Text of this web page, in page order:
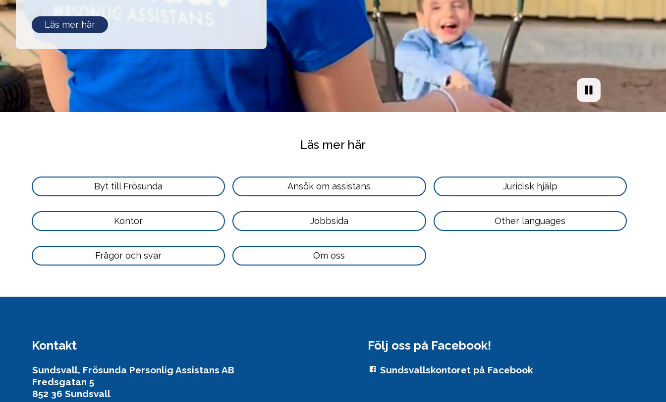
En
assistans
Läs mer här
Läs mer här
Läs
mer
här
Byt till Frösunda
Läs
mer
här
Ansök om assistans
Läs
mer
här
Juridisk hjälp
Läs
mer
här
Kontor
Läs
mer
här
Jobbsida
Läs
mer
Other languages
Läs
mer
Frågor och svar
Läs
mer
Om oss
Kontakt
Sundsvall, Frösunda Personlig Assistans AB
Fredsgatan 5
852 36 Sundsvall
Följ oss på Facebook!
Sundsvallskontoret på Facebook